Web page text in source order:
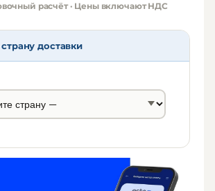
расчёт · Цены включают НДС
доставки